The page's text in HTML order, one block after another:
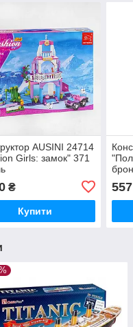
AUSINI 24714
Girls: замок" 371
₴
Купити
557